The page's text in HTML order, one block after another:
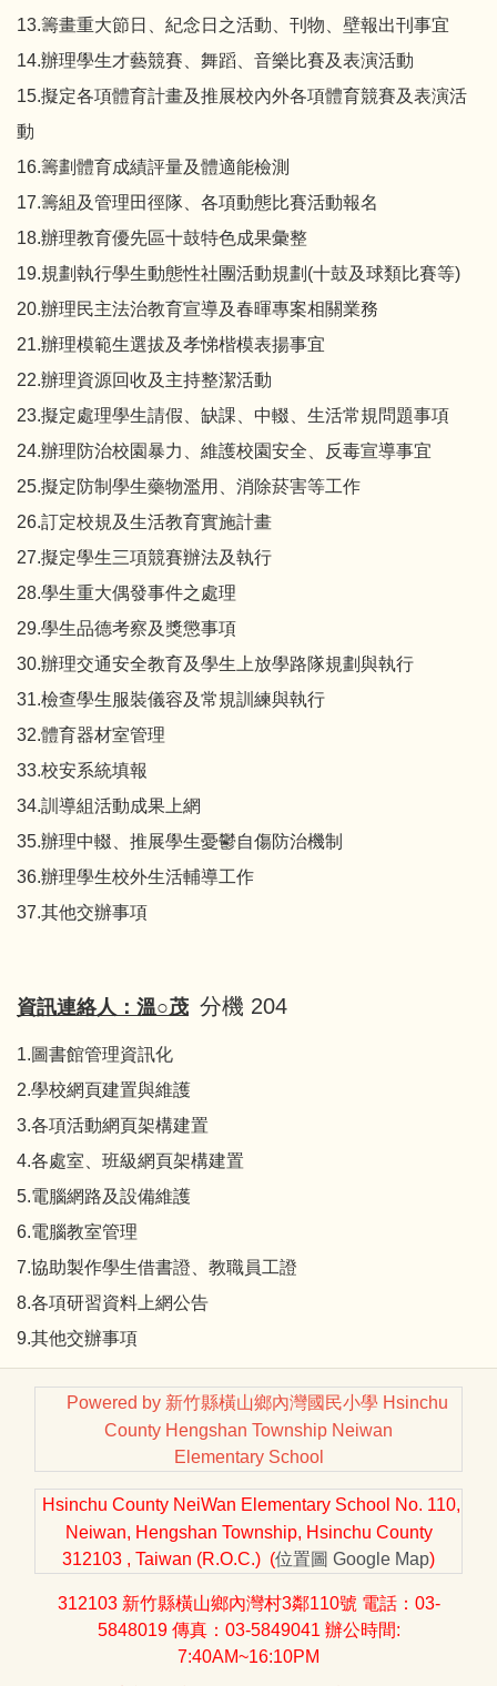
13.籌畫重大節日、紀念日之活動、刊物、壁報出刊事宜
14.辦理學生才藝競賽、舞蹈、音樂比賽及表演活動
15.擬定各項體育計畫及推展校內外各項體育競賽及表演活
動
16.籌劃體育成績評量及體適能檢測
17.籌組及管理田徑隊、各項動態比賽活動報名
18.辦理教育優先區十鼓特色成果彙整
19.規劃執行學生動態性社團活動規劃(十鼓及球類比賽等)
20.辦理民主法治教育宣導及春暉專案相關業務
21.辦理模範生選拔及孝悌楷模表揚事宜
22.辦理資源回收及主持整潔活動
23.擬定處理學生請假、缺課、中輟、生活常規問題事項
24.辦理防治校園暴力、維護校園安全、反毒宣導事宜
25.擬定防制學生藥物濫用、消除菸害等工作
26.訂定校規及生活教育實施計畫
27.擬定學生三項競賽辦法及執行
28.學生重大偶發事件之處理
29.學生品德考察及獎懲事項
30.辦理交通安全教育及學生上放學路隊規劃與執行
31.檢查學生服裝儀容及常規訓練與執行
32.體育器材室管理
33.校安系統填報
34.訓導組活動成果上網
35.辦理中輟、推展學生憂鬱自傷防治機制
36.辦理學生校外生活輔導工作
37.其他交辦事項
資訊連絡人：溫○茂 分機 204
1.圖書館管理資訊化
2.學校網頁建置與維護
3.各項活動網頁架構建置
4.各處室、班級網頁架構建置
5.電腦網路及設備維護
6.電腦教室管理
7.協助製作學生借書證、教職員工證
8.各項研習資料上網公告
9.其他交辦事項
Powered by 新竹縣橫山鄉內灣國民小學 Hsinchu
County Hengshan Township Neiwan
Elementary School
Hsinchu County NeiWan Elementary School No. 110,
Neiwan, Hengshan Township, Hsinchu County
312103 , Taiwan (R.O.C.) (位置圖 Google Map)
312103 新竹縣橫山鄉內灣村3鄰110號 電話：03-
5848019 傳真：03-5849041 辦公時間:
7:40AM~16:10PM